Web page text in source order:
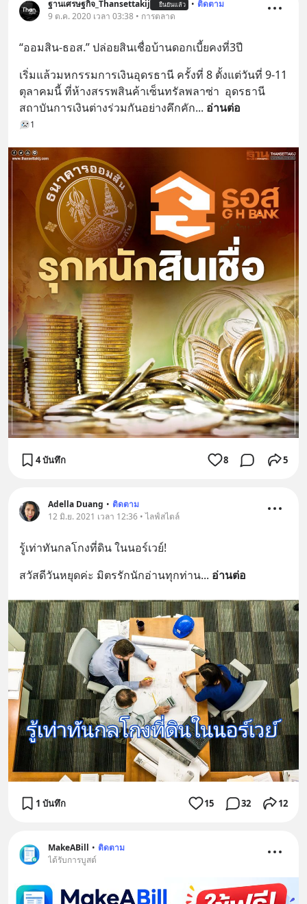
ฐานเศรษฐกิจ_Thansettakij ยืนยันแล้ว • ติดตาม
9 ต.ค. 2020 เวลา 03:38 • การตลาด
“ออมสิน-ธอส.” ปล่อยสินเชื่อบ้านดอกเบี้ยคงที่3ปี
เริ่มแล้วมหกรรมการเงินอุดรธานี ครั้งที่ 8 ตั้งแต่วันที่ 9-11
ตุลาคมนี้ ที่ห้างสรรพสินค้าเซ็นทรัลพลาซ่า  อุดรธานี
สถาบันการเงินต่างร่วมกันอย่างคึกคัก... อ่านต่อ
1
4 บันทึก 8 5
Adella Duang • ติดตาม
12 มิ.ย. 2021 เวลา 12:36 • ไลฟ์สไตล์
รู้เท่าทัน​กลโกงที่ดิน​ ในนอร์เวย์!
สวัสดีวันหยุดค่ะ มิตรรักนักอ่านทุกท่าน... อ่านต่อ
1 บันทึก 15 32 12
MakeABill • ติดตาม
ได้รับการบูสต์